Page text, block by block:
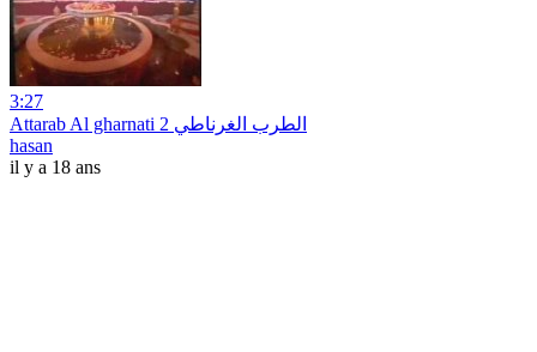
3:27
Attarab Al gharnati 2 الطرب الغرناطي
hasan
il y a 18 ans